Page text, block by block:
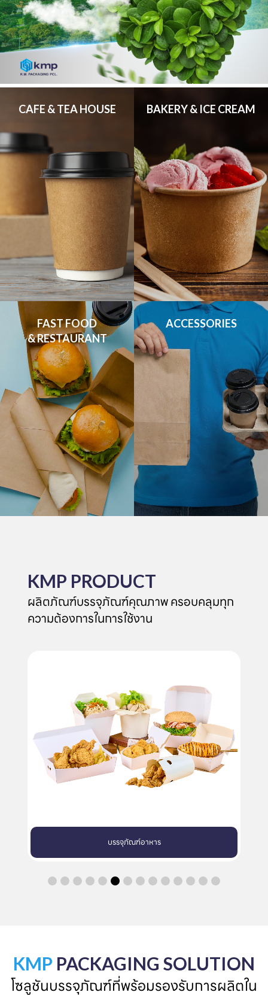
CAFE & TEA HOUSE BAKERY & ICE CREAM
FAST FOOD
& RESTAURANT
ACCESSORIES
KMP PRODUCT
ผลิตภัณฑ์บรรจุภัณฑ์คุณภาพ ครอบคลุมทุก
ความต้องการในการใช้งาน
บรรจุภัณฑ์อาหาร
KMP PACKAGING SOLUTION
โซลูชันบรรจุภัณฑ์ที่พร้อมรองรับการผลิตใน